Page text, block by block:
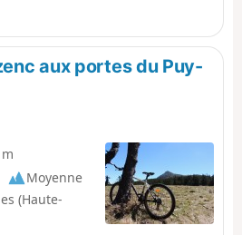
les hauts plateaux
aux sucs ardéchois. La descente
volcanique érodé par les
beauté. Borée est une halte bien
aux portes du Puy-
Moyenne
(Haute-